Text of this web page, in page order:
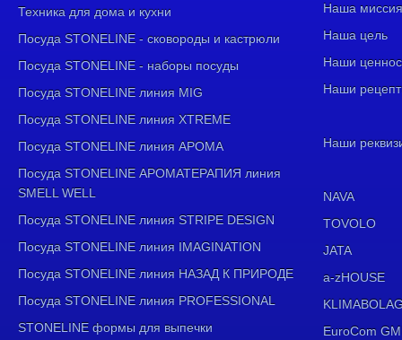
Техника для дома и кухни
Посуда STONELINE - сковороды и кастрюли
Посуда STONELINE - наборы посуды
Посуда STONELINE линия MIG
Посуда STONELINE линия XTREME
Посуда STONELINE линия АРОМА
Посуда STONELINE АРОМАТЕРАПИЯ линия
SMELL WELL
Посуда STONELINE линия STRIPE DESIGN
Посуда STONELINE линия IMAGINATION
Посуда STONELINE линия НАЗАД К ПРИРОДЕ
Посуда STONELINE линия PROFESSIONAL
STONELINE формы для выпечки
Наша миссия
Наша цель
Наши
Наши
Наши
NAVA
TOVOLO
JATA
a-zHOUSE
EuroCom